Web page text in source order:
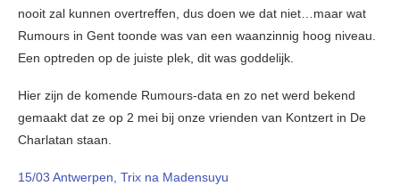
nooit zal kunnen overtreffen, dus doen we dat niet…maar wat
Rumours in Gent toonde was van een waanzinnig hoog niveau.
Een optreden op de juiste plek, dit was goddelijk.
Hier zijn de komende Rumours-data en zo net werd bekend
gemaakt dat ze op 2 mei bij onze vrienden van Kontzert in De
Charlatan staan.
15/03 Antwerpen, Trix na Madensuyu